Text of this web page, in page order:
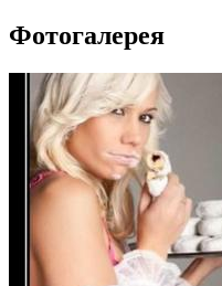
Фотогалерея